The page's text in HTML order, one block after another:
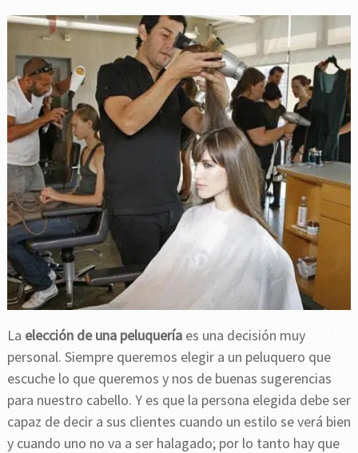
La elección de una peluquería es una decisión muy
personal. Siempre queremos elegir a un peluquero que
escuche lo que queremos y nos de buenas sugerencias
para nuestro cabello. Y es que la persona elegida debe ser
capaz de decir a sus clientes cuando un estilo se verá bien
y cuando uno no va a ser halagado; por lo tanto hay que